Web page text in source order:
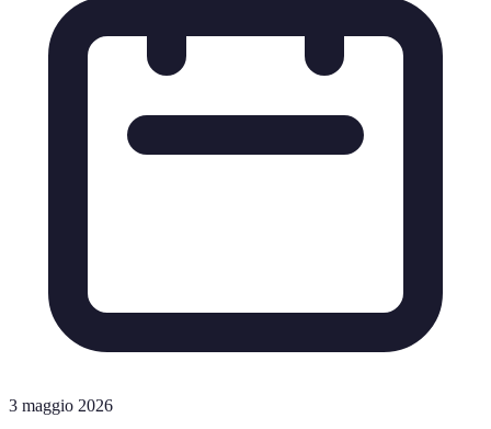
3 maggio 2026